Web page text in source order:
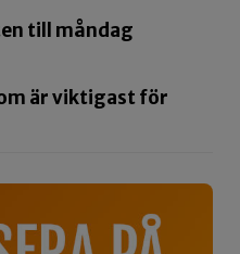
till måndag
är viktigast för